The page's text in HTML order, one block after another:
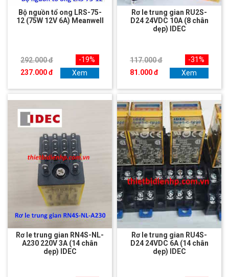
Bộ nguồn tổ ong LRS-75-
12 (75W 12V 6A) Meanwell
292.000 đ
237.000 đ
-19%
Xem
Rơ le trung gian RU2S-
D24 24VDC 10A (8 chân
dẹp) IDEC
117.000 đ
81.000 đ
-31%
Xem
Rơ le trung gian RN4S-NL-
A230 220V 3A (14 chân
dẹp) IDEC
Rơ le trung gian RU4S-
D24 24VDC 6A (14 chân
dẹp) IDEC